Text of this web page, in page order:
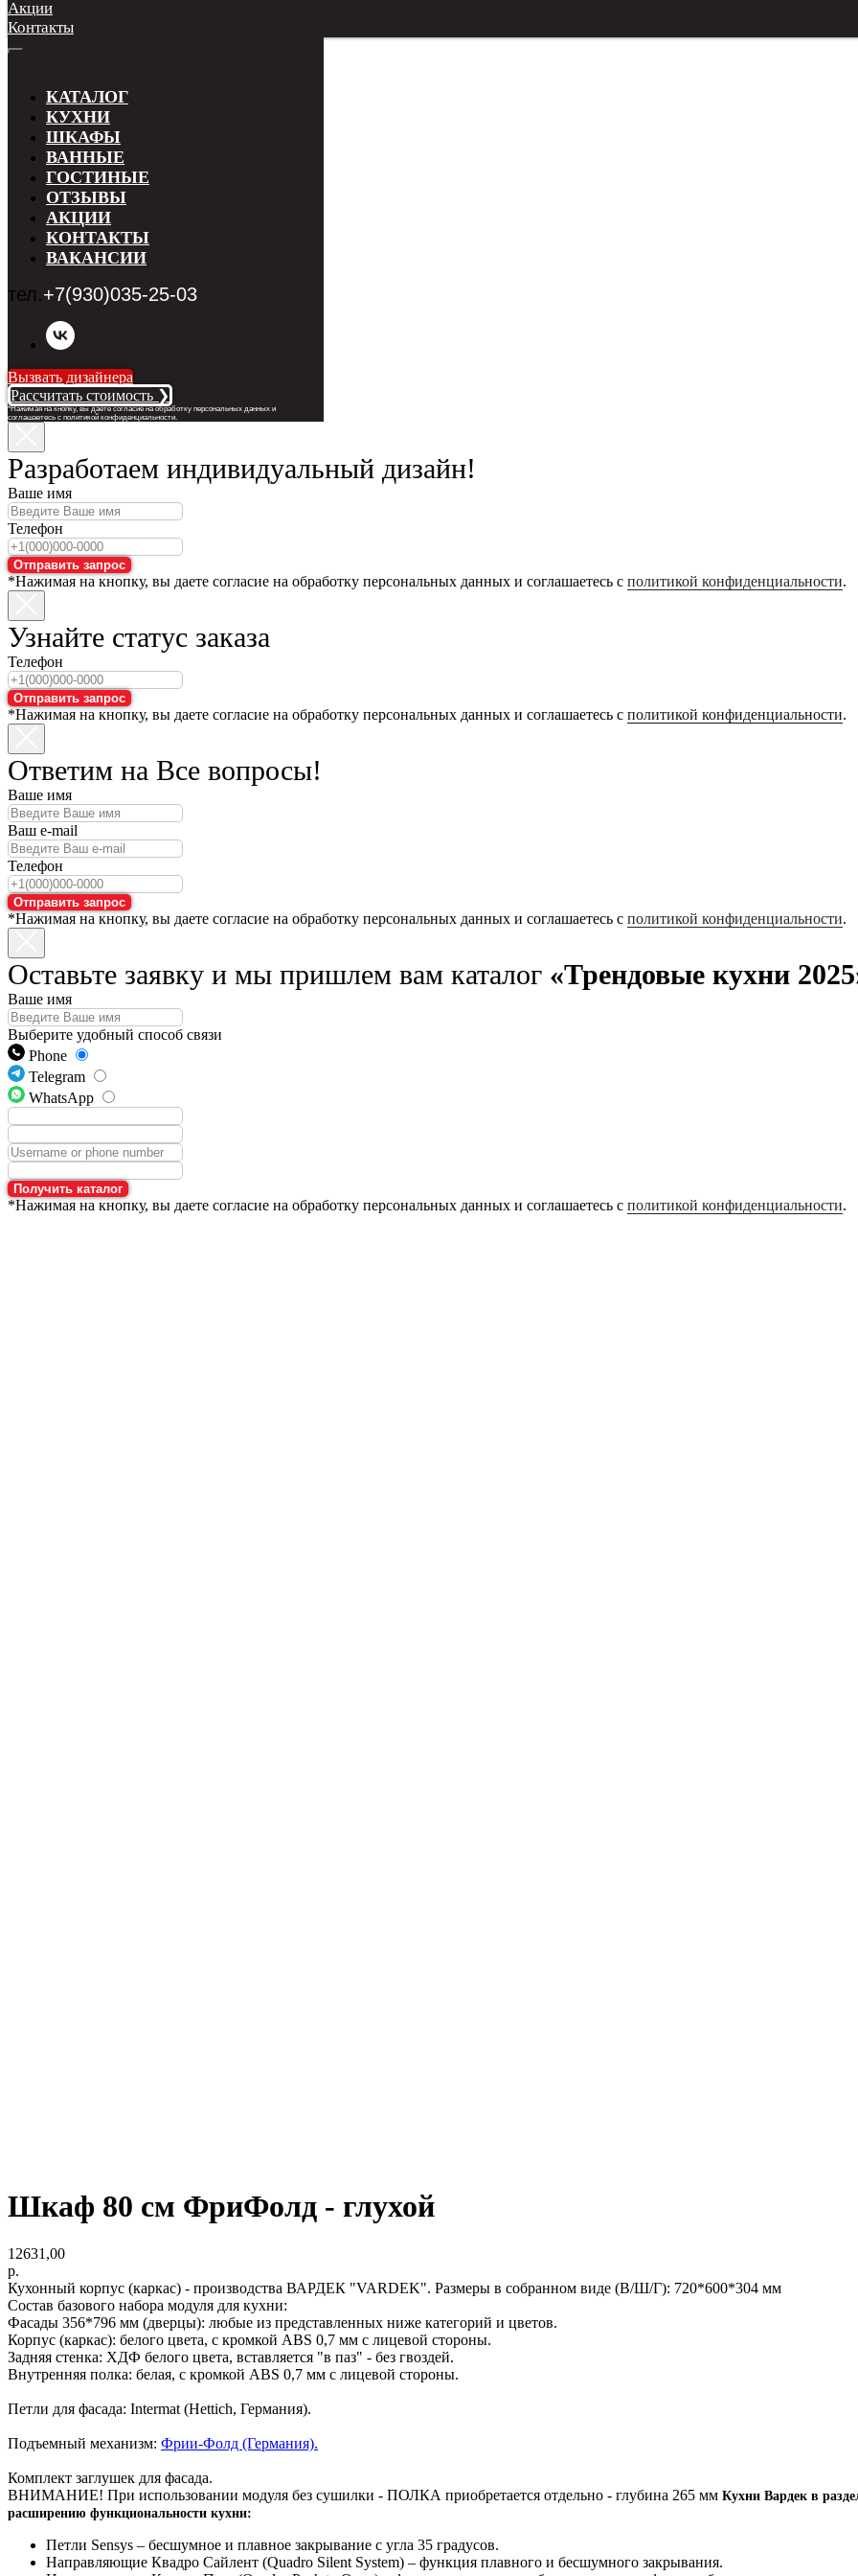
Акции
Контакты
КАТАЛОГ
КУХНИ
ШКАФЫ
ВАННЫЕ
ГОСТИНЫЕ
ОТЗЫВЫ
АКЦИИ
КОНТАКТЫ
ВАКАНСИИ
тел.+7(930)035-25-03
Вызвать дизайнера
Рассчитать стоимость ❯
*Нажимая на кнопку, вы даете согласие на обработку персональных данных и
соглашаетесь с политикой конфиденциальности.
Разработаем индивидуальный дизайн!
Ваше имя
Телефон
Отправить запрос
*Нажимая на кнопку, вы даете согласие на обработку персональных данных и соглашаетесь с политикой конфиденциальности.
Узнайте статус заказа
Телефон
Отправить запрос
*Нажимая на кнопку, вы даете согласие на обработку персональных данных и соглашаетесь с политикой конфиденциальности.
Ответим на Все вопросы!
Ваше имя
Ваш e-mail
Телефон
Отправить запрос
*Нажимая на кнопку, вы даете согласие на обработку персональных данных и соглашаетесь с политикой конфиденциальности.
Оставьте заявку и мы пришлем вам каталог «Трендовые кухни
Ваше имя
Выберите удобный способ связи
Phone
Telegram
WhatsApp
Получить каталог
*Нажимая на кнопку, вы даете согласие на обработку персональных данных и соглашаетесь с политикой конфиденциальности.
Шкаф 80 см ФриФолд - глухой
12631,00
р.
Кухонный корпус (каркас) - производства ВАРДЕК "VARDEK". Размеры в собранном виде (В/Ш/Г): 720*600*304 мм
Состав базового набора модуля для кухни:
Фасады 356*796 мм (дверцы): любые из представленных ниже категорий и цветов.
Корпус (каркас): белого цвета, с кромкой АВS 0,7 мм с лицевой стороны.
Задняя стенка: ХДФ белого цвета, вставляется "в паз" - без гвоздей.
Внутренняя полка: белая, с кромкой АВS 0,7 мм с лицевой стороны.
Петли для фасада: Intermat (Hettich, Германия).
Подъемный механизм: Фрии-Фолд (Германия).
Комплект заглушек для фасада.
ВНИМАНИЕ! При использовании модуля без сушилки - ПОЛКА приобретается отдельно - глубина 265 мм Кухни Вардек в
расширению функциональности кухни:
Петли Sensys – бесшумное и плавное закрывание с угла 35 градусов.
Направляющие Квадро Сайлент (Quadro Silent System) – функция плавного и бесшумного закрывания.